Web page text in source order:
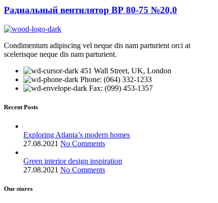
Радиальный вентилятор ВР 80-75 №20,0
Condimentum adipiscing vel neque dis nam parturient orci at
scelerisque neque dis nam parturient.
451 Wall Street, UK, London
Phone: (064) 332-1233
Fax: (099) 453-1357
Recent Posts
Exploring Atlanta’s modern homes
27.08.2021 No Comments
Green interior design inspiration
27.08.2021 No Comments
Our stores